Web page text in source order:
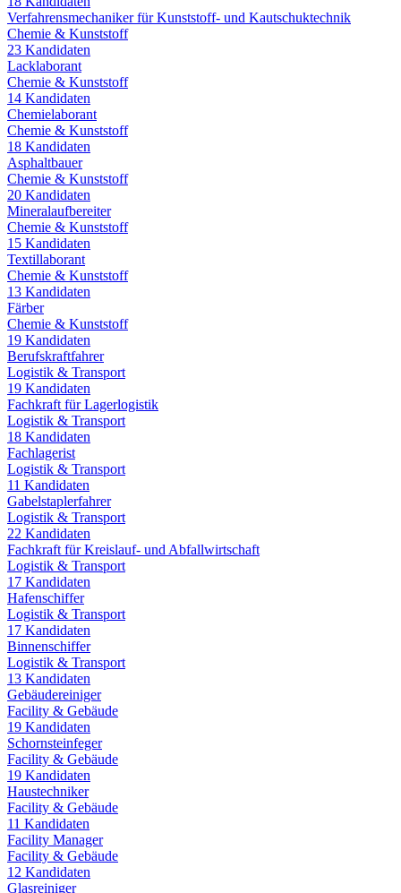
Verfahrensmechaniker für Kunststoff- und Kautschuktechnik
Chemie & Kunststoff
23 Kandidaten
Lacklaborant
Chemie & Kunststoff
14 Kandidaten
Chemielaborant
Chemie & Kunststoff
18 Kandidaten
Asphaltbauer
Chemie & Kunststoff
20 Kandidaten
Mineralaufbereiter
Chemie & Kunststoff
15 Kandidaten
Textillaborant
Chemie & Kunststoff
13 Kandidaten
Färber
Chemie & Kunststoff
19 Kandidaten
Berufskraftfahrer
Logistik & Transport
19 Kandidaten
Fachkraft für Lagerlogistik
Logistik & Transport
18 Kandidaten
Fachlagerist
Logistik & Transport
11 Kandidaten
Gabelstaplerfahrer
Logistik & Transport
22 Kandidaten
Fachkraft für Kreislauf- und Abfallwirtschaft
Logistik & Transport
17 Kandidaten
Hafenschiffer
Logistik & Transport
17 Kandidaten
Binnenschiffer
Logistik & Transport
13 Kandidaten
Gebäudereiniger
Facility & Gebäude
19 Kandidaten
Schornsteinfeger
Facility & Gebäude
19 Kandidaten
Haustechniker
Facility & Gebäude
11 Kandidaten
Facility Manager
Facility & Gebäude
12 Kandidaten
Glasreiniger